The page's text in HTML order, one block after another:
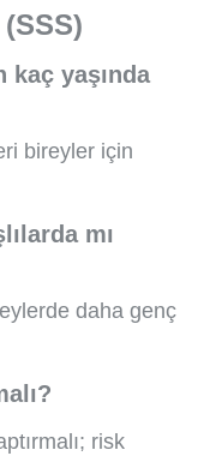
kaç yaşında
bireyler için
mı
daha genç
risk